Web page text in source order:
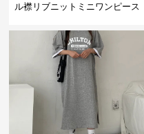
ル襟リブニットミニワンピース